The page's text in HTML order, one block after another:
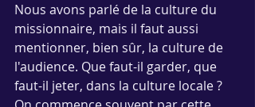
Nous avons parlé de la culture du
missionnaire, mais il faut aussi
mentionner, bien sûr, la culture de
l'audience. Que faut-il garder, que
faut-il jeter, dans la culture locale ?